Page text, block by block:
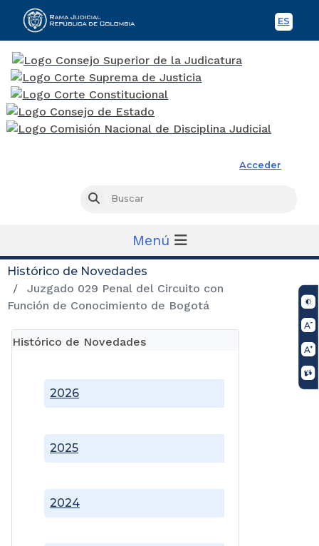
ES
Acceder
Buscar
Menú
Histórico de Novedades
Juzgado 029 Penal del Circuito con
Función de Conocimiento de Bogotá
Histórico de Novedades
2024
2025
2026